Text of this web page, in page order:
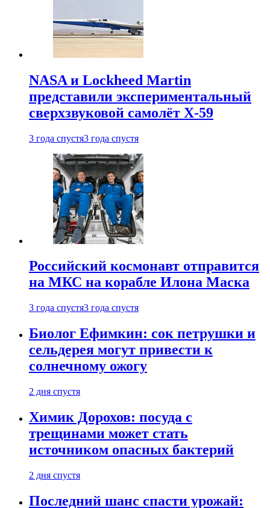
NASA и Lockheed Martin
представили экспериментальный
сверхзвуковой самолёт X-59
3 года спустя3 года спустя
Российский космонавт отправится
на МКС на корабле Илона Маска
3 года спустя3 года спустя
Биолог Ефимкин: сок петрушки и
сельдерея могут привести к
солнечному ожогу
2 дня спустя
Химик Дорохов: посуда с
трещинами может стать
источником опасных бактерий
2 дня спустя
Последний шанс спасти урожай: